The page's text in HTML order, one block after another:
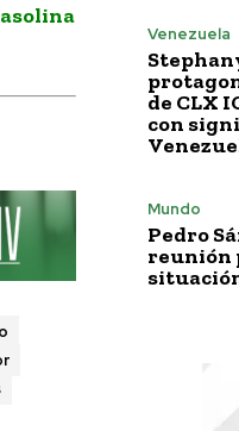
Venezuela
de CLX
con
Mundo
Pedro
reunión